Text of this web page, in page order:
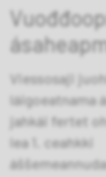
Viessosaji
láigoeatnama
jahkái fertet
lea 1. ceahkki